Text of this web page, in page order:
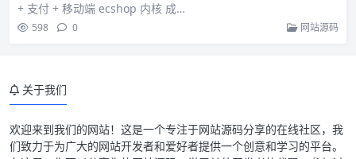
+ 支付 + 移动端 ecshop 内核 成…
598 0 网站源码
关于我们
欢迎来到我们的网站！这是一个专注于网站源码分享的在线社区，我
们致力于为广大的网站开发者和爱好者提供一个创意和学习的平台。